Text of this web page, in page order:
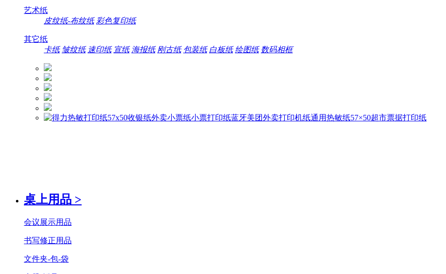
艺术纸
皮纹纸-布纹纸 彩色复印纸
其它纸
卡纸 皱纹纸 速印纸 宣纸 海报纸 刚古纸 包装纸 白板纸 绘图纸 数码相框
桌上用品 >
会议展示用品
书写修正用品
文件夹-包-袋